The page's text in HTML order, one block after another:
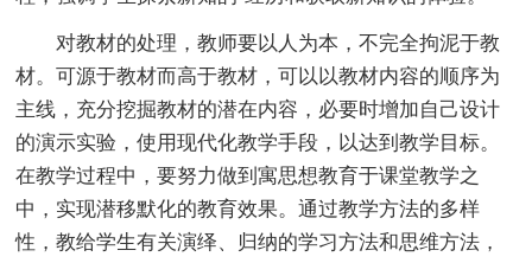
对教材的处理，教师要以人为本，不完全拘泥于教
材。可源于教材而高于教材，可以以教材内容的顺序为
主线，充分挖掘教材的潜在内容，必要时增加自己设计
的演示实验，使用现代化教学手段，以达到教学目标。
在教学过程中，要努力做到寓思想教育于课堂教学之
中，实现潜移默化的教育效果。通过教学方法的多样
性，教给学生有关演绎、归纳的学习方法和思维方法，